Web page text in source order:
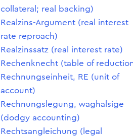
collateral; real backing)
Realzins-Argument (real interest
rate reproach)
Realzinssatz (real interest rate)
Rechenknecht (table of
Rechnungseinheit, RE (unit of
account)
Rechnungslegung, waghalsige
(dodgy accounting)
Rechtsangleichung (legal